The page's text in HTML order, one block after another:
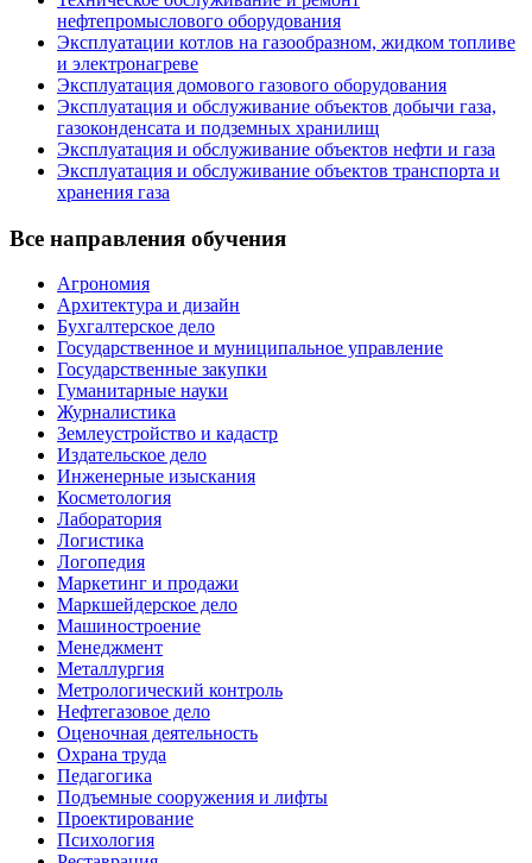
нефтепромыслового оборудования
Эксплуатации котлов на газообразном, жидком топливе
и электронагреве
Эксплуатация домового газового оборудования
Эксплуатация и обслуживание объектов добычи газа,
газоконденсата и подземных хранилищ
Эксплуатация и обслуживание объектов нефти и газа
Эксплуатация и обслуживание объектов транспорта и
хранения газа
Все направления обучения
Агрономия
Архитектура и дизайн
Бухгалтерское дело
Государственное и муниципальное управление
Государственные закупки
Гуманитарные науки
Журналистика
Землеустройство и кадастр
Издательское дело
Инженерные изыскания
Косметология
Лаборатория
Логистика
Логопедия
Маркетинг и продажи
Маркшейдерское дело
Машиностроение
Менеджмент
Металлургия
Метрологический контроль
Нефтегазовое дело
Оценочная деятельность
Охрана труда
Педагогика
Подъемные сооружения и лифты
Проектирование
Психология